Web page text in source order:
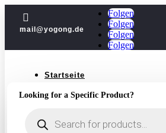

mail@yogong.de
Folgen
Folgen
Folgen
Folgen
Startseite
Jubiläum
Yoga im Jahreskreis
Looking for a Specific Product?
search